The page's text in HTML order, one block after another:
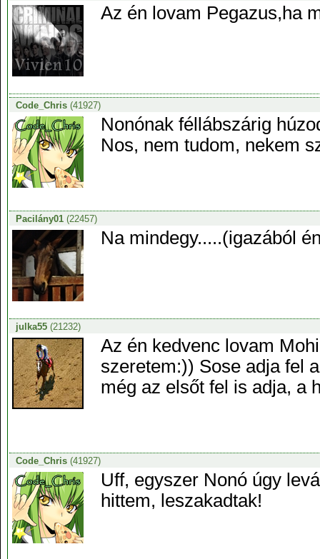
Az én lovam Pegazus,ha
Code_Chris(41927)
Nonónak féllábszárig
Nos, nem tudom, nekem
Pacilány01(22457)
Na mindegy.....(igazából
julka55(21232)
Az én kedvenc lovam
szeretem:)) Sose adja fel
még az elsőt fel is adja, a
Code_Chris(41927)
Uff, egyszer Nonó úgy
hittem, leszakadtak!